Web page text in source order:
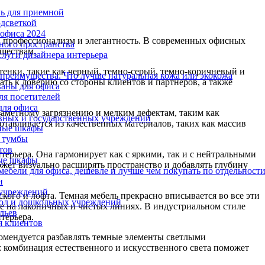
для приемной
2024
пространства
дизайнера интерьера
Что лучше натуральная кожа или экокожа
для офиса
посетителей
офиса
и государственных учреждений
шкафы
тумбы
шкафы
для офиса, дешевле и лучше чем покупать по отдельности
и дошкольных учреждений
клиентов
профессионализм и элегантность. В современных офисных
такие как черный, темно-серый, темно-коричневый и
к доверию со стороны клиентов и партнеров, а также
загрязнению и мелким дефектам, таким как
из качественных материалов, таких как массив
Она гармонирует как с яркими, так и с нейтральными
визуально расширять пространство и добавлять глубину
и лофта. Темная мебель прекрасно вписывается во все эти
на лаконичных и чистых линиях. В индустриальном стиле
разбавлять темные элементы светлыми
естественного и искусственного света поможет